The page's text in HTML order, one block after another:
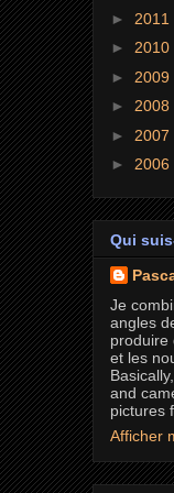
► 2011
► 2010
► 2009
► 2008
► 2007
► 2006
Qui
Je
angles
produire
et les
and
pictures
Afficher